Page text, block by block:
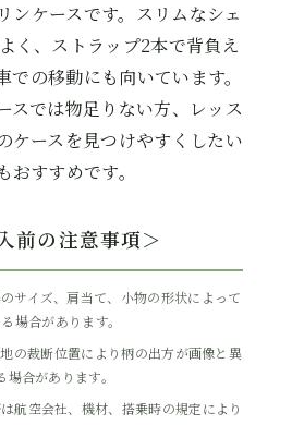
ンケースです。スリムなシェ
く、ストラップ2本で背負え
での移動にも向いています。
スでは物足りない方、レッス
ケースを見つけやすくしたい
おすすめです。
前の注意事項＞
サイズ、肩当て、小物の形状によって
場合があります。
の裁断位置により柄の出方が画像と異
場合があります。
航空会社、機材、搭乗時の規定により